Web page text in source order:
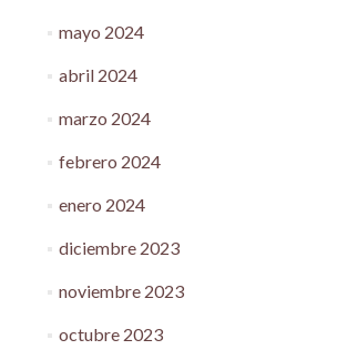
mayo 2024
abril 2024
marzo 2024
febrero 2024
enero 2024
diciembre 2023
noviembre 2023
octubre 2023